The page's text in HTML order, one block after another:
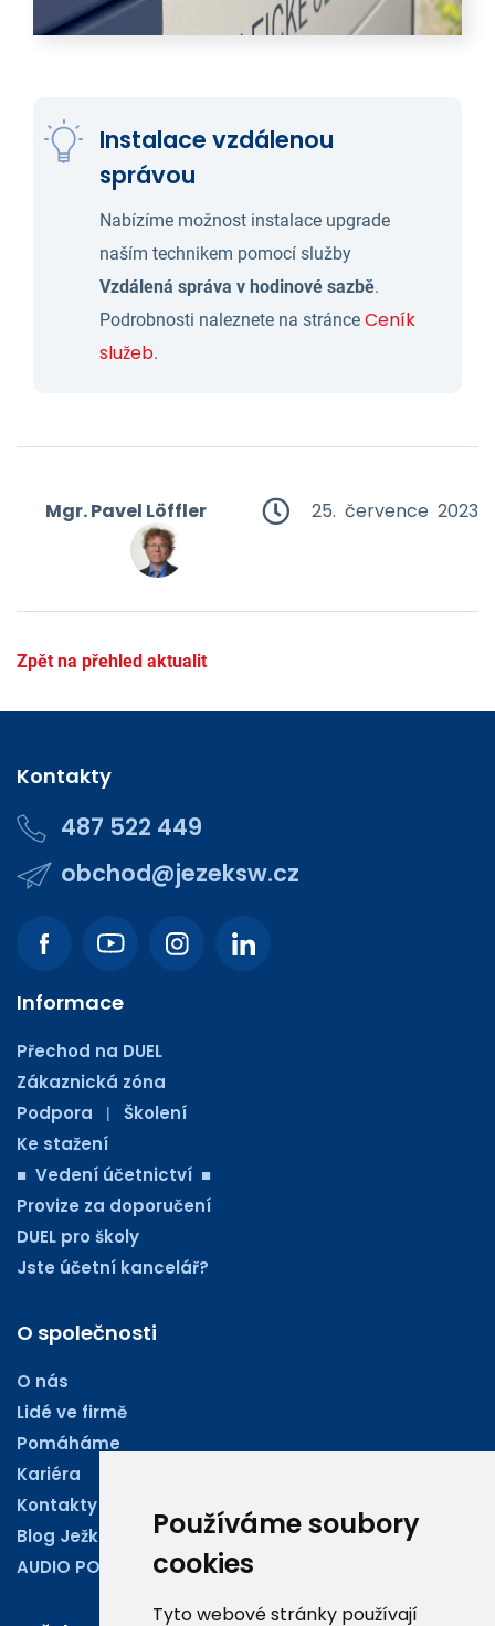
Používáme soubory
cookies
Tyto webové stránky používají
Instalace vzdálenou
správou
Nabízíme možnost instalace upgrade
naším technikem pomocí služby
Vzdálená správa v hodinové sazbě.
Podrobnosti naleznete na stránce Ceník
služeb.
25. července 2023
Mgr. Pavel Löffler
Zpět na přehled aktualit
Kontakty
487 522 449
obchod@jezeksw.cz
Informace
Přechod na DUEL
Zákaznická zóna
Podpora
| Školení
Ke stažení
■ Vedení účetnictví ■
Provize za doporučení
DUEL pro školy
Jste účetní kancelář?
O společnosti
O nás
Lidé ve firmě
Pomáháme
Kariéra
Kontakty
Blog Ježkoviny
AUDIO PODCASTY